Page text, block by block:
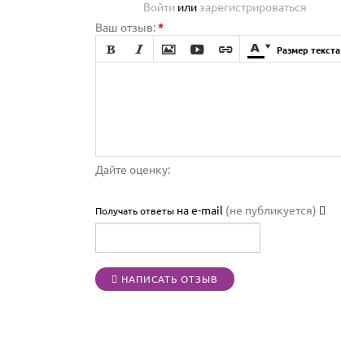
Войти или зарегистрироваться
Ваш отзыв:*

      Размер текста
Дайте оценку:
Получать ответы на e-mail (не публикуется)
НАПИСАТЬ ОТЗЫВ